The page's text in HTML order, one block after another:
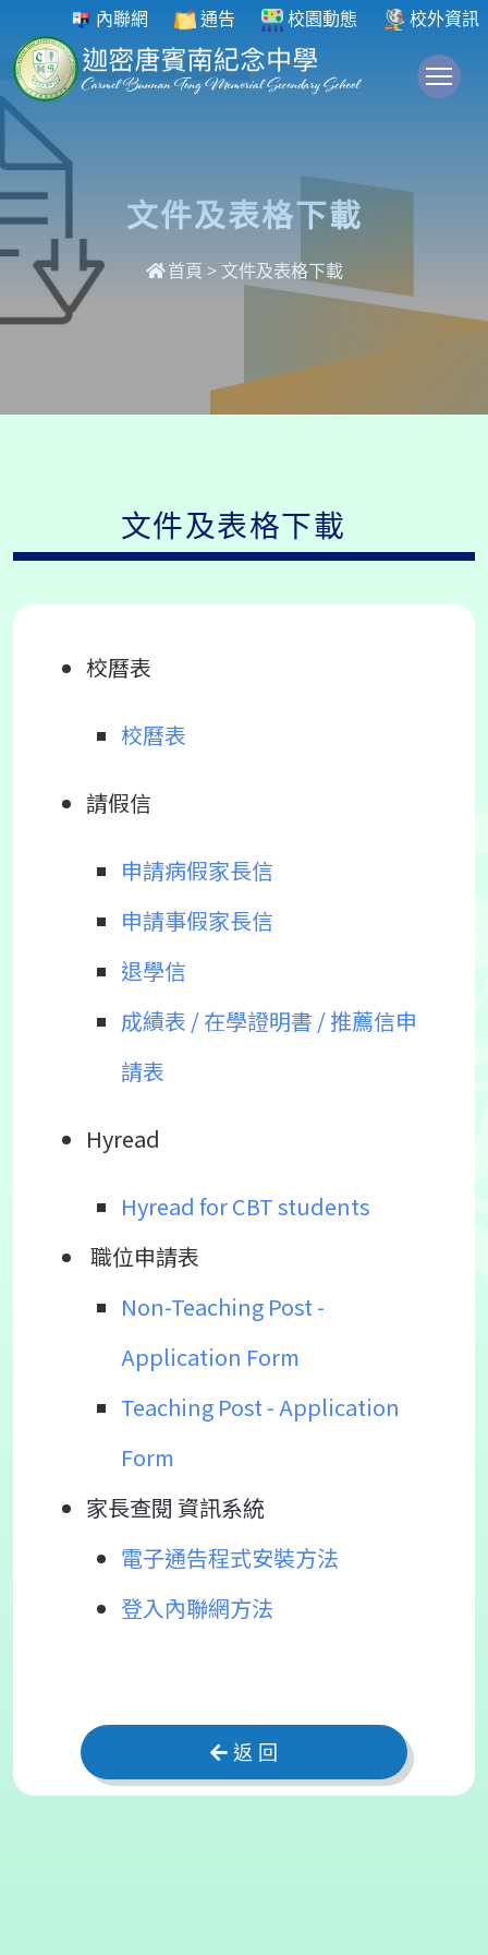
內聯網 通告 校園動態 校外資訊
文件及表格下載
首頁 > 文件及表格下載
文件及表格下載
校曆表
校曆表
請假信
申請病假家長信
申請事假家長信
退學信
成績表 / 在學證明書 / 推薦信申
請表
Hyread
Hyread for CBT students
職位申請表
Non-Teaching Post -
Application Form
Teaching Post - Application
Form
家長查閱 資訊系統
電子通告程式安裝方法
登入內聯網方法
返 回